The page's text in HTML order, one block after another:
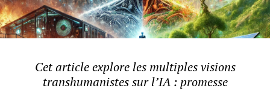
L’association
Contact
Cet article explore les multiples visions
transhumanistes sur l’IA : promesse